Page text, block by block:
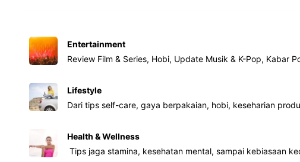
Entertainment
Review Film & Series, Hobi, Update Musik & K-Pop, Kabar
Lifestyle
Dari tips self-care, gaya berpakaian, hobi, keseharian
Health & Wellness
Tips jaga stamina, kesehatan mental, sampai kebiasaan